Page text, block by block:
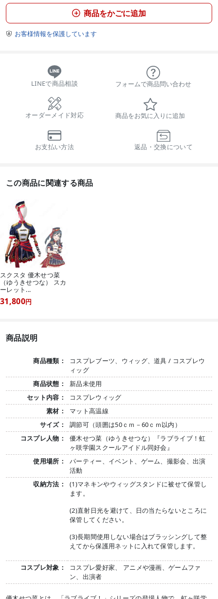
 商品をかごに追加
 お客様情報を保護しています
LINEで商品相談 フォームで商品問い合わせ
オーダーメイド対応 商品をお気に入りに追加
お支払い方法 返品・交換について
この商品に関連する商品
スクスタ 優木せつ菜
（ゆうきせつな） スカ
ーレット...
31,800円
商品説明
商品種類：
コスプレブーツ、ウィッグ、道具 / コスプレウ
ィッグ
商品状態：
新品未使用
セット内容：
コスプレウィッグ
素材：
マット高温線
サイズ：
調節可（頭囲は50ｃｍ－60ｃｍ以内）
コスプレ人物：
優木せつ菜（ゆうきせつな）『ラブライブ！虹
ヶ咲学園スクールアイドル同好会』
使用場所：
パーティー、イベント、ゲーム、撮影会、出演
活動
収納方法：
(1)マネキンやウィッグスタンドに被せて保管し
ます。
(2)直射日光を避けて、日の当たらないところに
保管してください。
(3)長期間使用しない場合はブラッシングして整
えてから保護用ネットに入れて保管します。
コスプレ対象：
コスプレ愛好家、 アニメや漫画、ゲームファ
ン、出演者